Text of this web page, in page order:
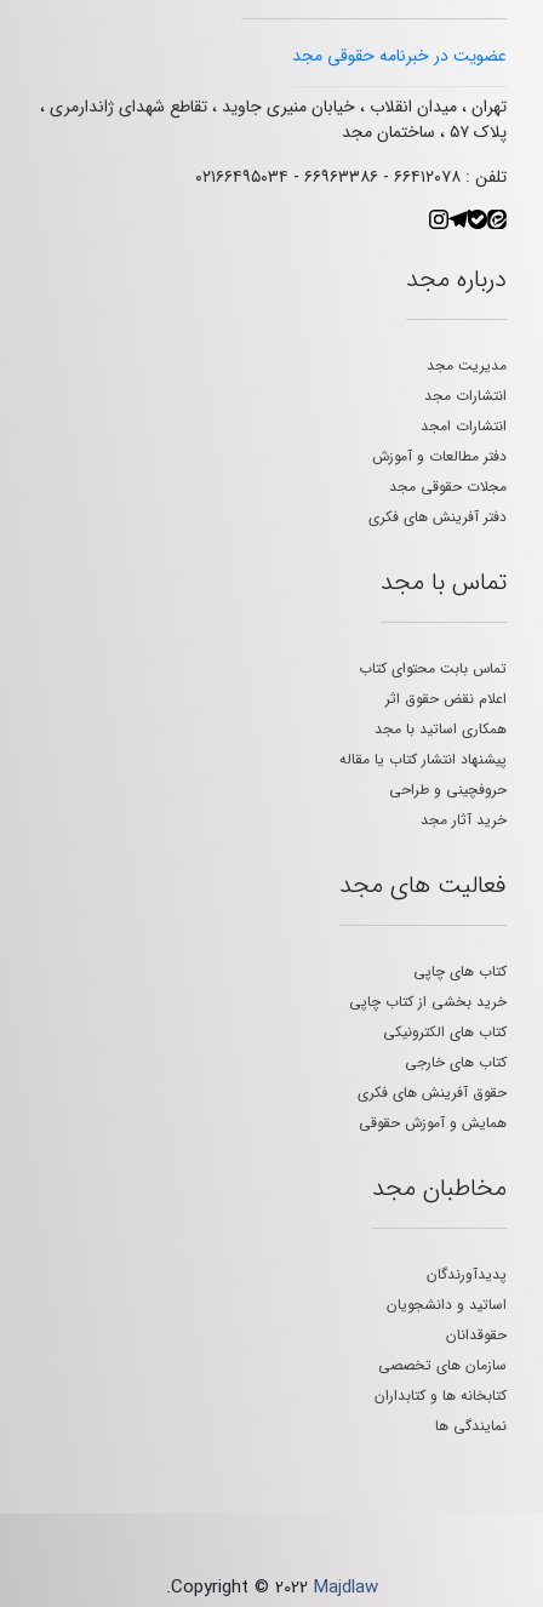
عضویت در خبرنامه حقوقی مجد
تهران ، میدان انقلاب ، خیابان منیری جاوید ، تقاطع شهدای ژاندارمری ،
پلاک ۵۷ ، ساختمان مجد
تلفن : ۶۶۴۱۲۰۷۸ - ۶۶۹۶۳۳۸۶ - ۰۲۱۶۶۴۹۵۰۳۴
درباره مجد
مدیریت مجد
انتشارات مجد
انتشارات امجد
دفتر مطالعات و آموزش
مجلات حقوقی مجد
دفتر آفرینش های فکری
تماس با مجد
تماس بابت محتوای کتاب
اعلام نقض حقوق اثر
همکاری اساتید با مجد
پیشنهاد انتشار کتاب یا مقاله
حروفچینی و طراحی
خرید آثار مجد
فعالیت های مجد
کتاب های چاپی
خرید بخشی از کتاب چاپی
کتاب های الکترونیکی
کتاب های خارجی
حقوق آفرینش های فکری
همایش و آموزش حقوقی
مخاطبان مجد
پدیدآورندگان
اساتید و دانشجویان
حقوقدانان
سازمان های تخصصی
کتابخانه ها و کتابداران
نمایندگی ها
Copyright © 2022 Majdlaw
.